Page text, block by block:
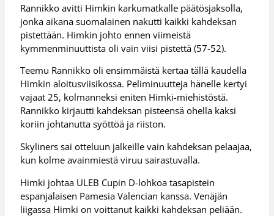
Rannikko avitti Himkin karkumatkalle päätösjaksolla,
jonka aikana suomalainen nakutti kaikki kahdeksan
pistettään. Himkin johto ennen viimeistä
kymmenminuuttista oli vain viisi pistettä (57-52).
Teemu Rannikko oli ensimmäistä kertaa tällä kaudella
Himkin aloitusviisikossa. Peliminuutteja hänelle kertyi
vajaat 25, kolmanneksi eniten Himki-miehistöstä.
Rannikko kirjautti kahdeksan pisteensä ohella kaksi
koriin johtanutta syöttöä ja riiston.
Skyliners sai otteluun jalkeille vain kahdeksan pelaajaa,
kun kolme avainmiestä viruu sairastuvalla.
Himki johtaa ULEB Cupin D-lohkoa tasapistein
espanjalaisen Pamesia Valencian kanssa. Venäjän
liigassa Himki on voittanut kaikki kahdeksan peliään.